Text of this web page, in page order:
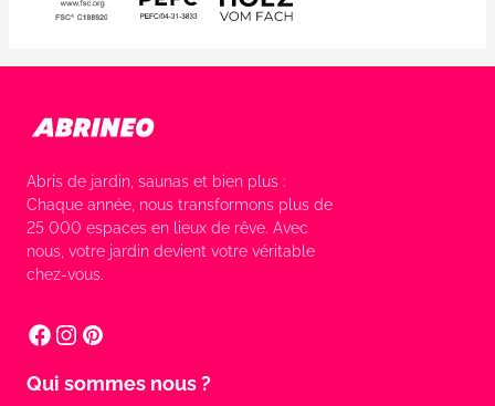
Abris de jardin, saunas et bien plus :
Chaque année, nous transformons plus de
25 000 espaces en lieux de rêve. Avec
nous, votre jardin devient votre véritable
chez-vous.
Qui sommes nous ?